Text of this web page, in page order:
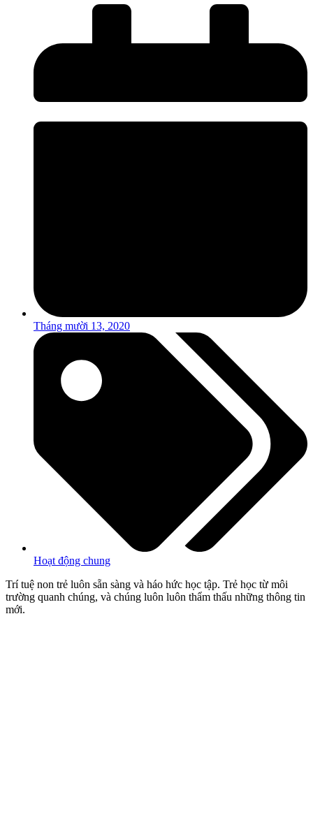
Tháng mười 13, 2020
Hoạt động chung
Trí tuệ non trẻ luôn sẵn sàng và háo hức học tập. Trẻ học từ môi
trường quanh chúng, và chúng luôn luôn thẩm thấu những thông tin
mới.